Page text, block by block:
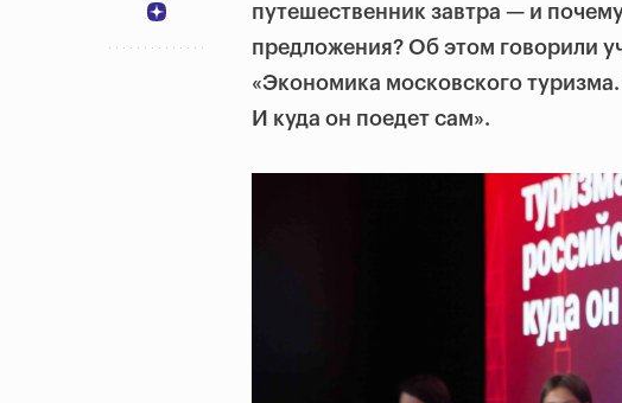
путешественник завтра — и
предложения? Об этом говорили
«Экономика московского
И куда он поедет сам».